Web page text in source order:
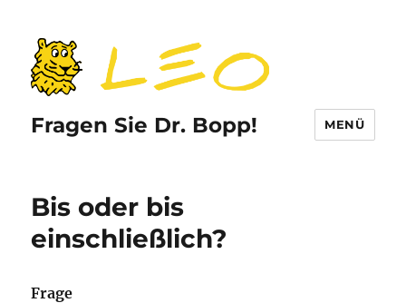
Fragen Sie Dr. Bopp! MENÜ
Bis oder bis
einschließlich?
Frage